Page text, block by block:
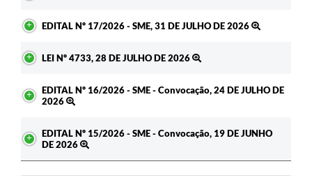
EDITAL Nº 17/2026 - SME, 31 DE JULHO DE 2026
LEI Nº 4733, 28 DE JULHO DE 2026
EDITAL Nº 16/2026 - SME - Convocação, 24 DE JULHO DE
2026
EDITAL Nº 15/2026 - SME - Convocação, 19 DE JUNHO
DE 2026